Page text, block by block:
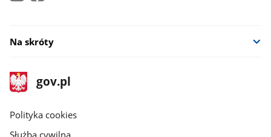
Na skróty
stopka
gov.pl
Strona
gov.pl
gov.pl
Polityka cookies
Służba cywilna